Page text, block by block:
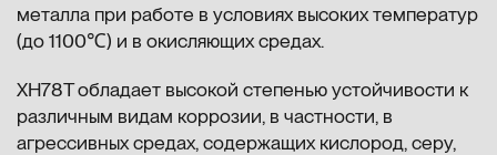
металла при работе в условиях высоких температур
(до 1100℃) и в окисляющих средах.
ХН78Т обладает высокой степенью устойчивости к
различным видам коррозии, в частности, в
агрессивных средах, содержащих кислород, серу,